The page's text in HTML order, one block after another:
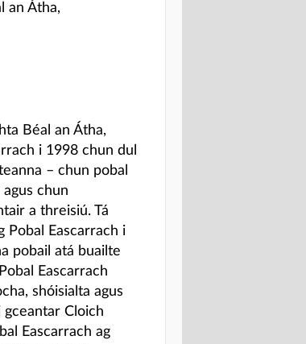
an Átha,
Béal an Átha,
i 1998 chun dul
– chun pobal
chun
a threisiú. Tá
Pobal Eascarrach i
pobail atá buailte
Eascarrach
shóisialta agus
Cloich
Eascarrach ag